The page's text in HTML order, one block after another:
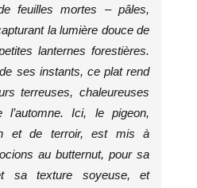
feuilles mortes – pâles,
la lumière douce de
lanternes forestières.
ses instants, ce plat rend
terreuses, chaleureuses
l’automne. Ici, le pigeon,
et de terroir, est mis à
au butternut, pour sa
sa texture soyeuse, et